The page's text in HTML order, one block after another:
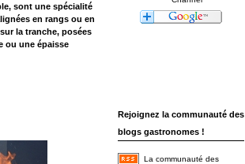
Rejoignez la communauté des
blogs gastronomes !
La communauté des
sont une spécialité
en rangs ou en
la tranche, posées
ou une épaisse